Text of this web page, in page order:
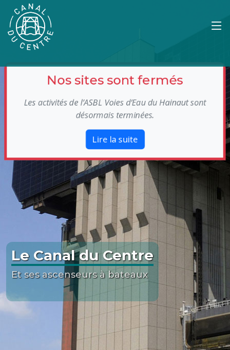
Le Canal du Centre
Et ses ascenseurs à bateaux
Nos sites sont fermés
Les activités de l’ASBL Voies d’Eau du Hainaut sont
désormais terminées.
Lire la suite